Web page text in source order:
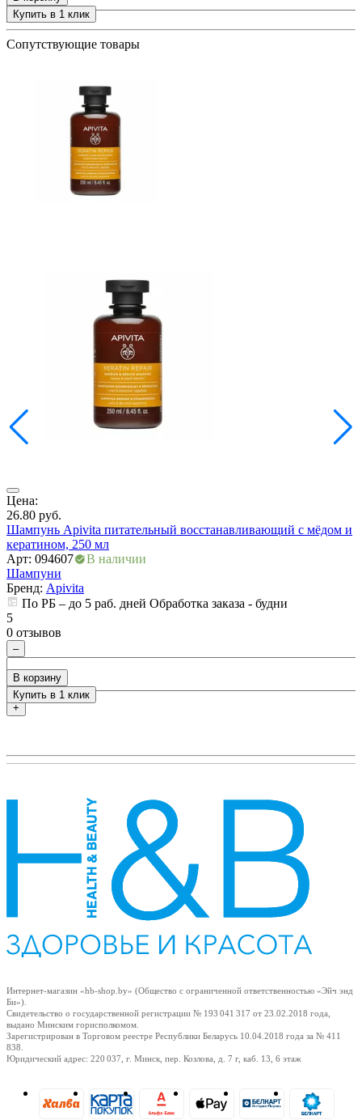
+
Купить в 1 клик
Сопутствующие товары
Цена:
26.80 руб.
Шампунь Apivita питательный восстанавливающий с мёдом и
кератином, 250 мл
Арт: 094607
В наличии
Шампуни
Бренд: Apivita
По РБ – до 5 раб. дней Обработка заказа - будни
5
0 отзывов
–
+
В корзину
Купить в 1 клик
Интернет-магазин «hb-shop.by» (Общество с ограниченной ответственностью «Эйч энд
Би»).
Свидетельство о государственной регистрации № 193 041 317 от 23.02.2018 года,
выдано Минским горисполкомом.
Зарегистрирован в Торговом реестре Республики Беларусь 10.04.2018 года за № 411
838.
Юридический адрес: 220 037, г. Минск, пер. Козлова, д. 7 г, каб. 13, 6 этаж